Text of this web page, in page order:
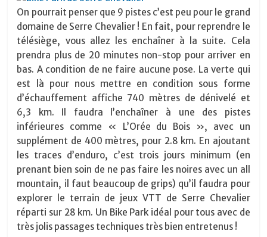
On pourrait penser que 9 pistes c’est peu pour le grand
domaine de Serre Chevalier ! En fait, pour reprendre le
télésiège, vous allez les enchaîner à la suite. Cela
prendra plus de 20 minutes non-stop pour arriver en
bas. A condition de ne faire aucune pose. La verte qui
est là pour nous mettre en condition sous forme
d’échauffement affiche 740 mètres de dénivelé et
6,3 km. Il faudra l’enchaîner à une des pistes
inférieures comme « L’Orée du Bois », avec un
supplément de 400 mètres, pour 2.8 km. En ajoutant
les traces d’enduro, c’est trois jours minimum (en
prenant bien soin de ne pas faire les noires avec un all
mountain, il faut beaucoup de grips) qu’il faudra pour
explorer le terrain de jeux VTT de Serre Chevalier
réparti sur 28 km. Un Bike Park idéal pour tous avec de
très jolis passages techniques très bien entretenus !